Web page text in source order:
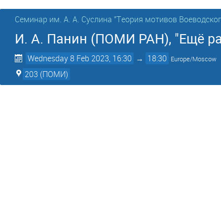
Семинар им. А. А. Суслина "Теория мотивов
И. А. Панин (ПОМИ РАН), "Ещё
Wednesday 8 Feb 2023, 16:30 → 18:30 Europe/Moscow
203 (ПОМИ)